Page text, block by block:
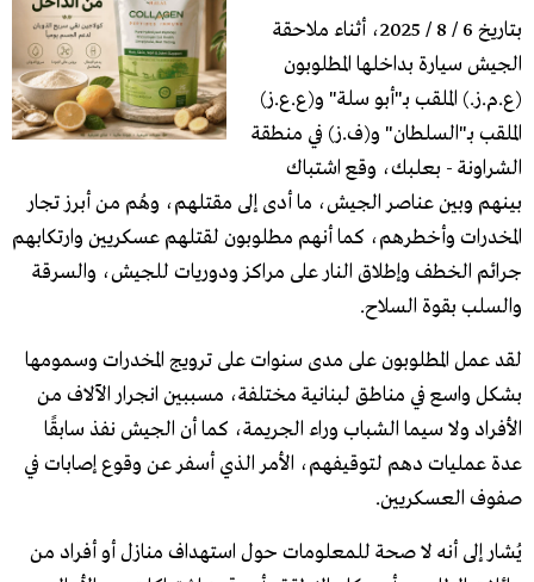
بتاريخ 6 / 8 / 2025، أثناء ملاحقة
الجيش سيارة بداخلها المطلوبون
(ع.م.ز.) الملقب بـ"أبو سلة" و(ع.ع.ز)
الملقب بـ"السلطان" و(ف.ز) في منطقة
الشراونة - بعلبك، وقع اشتباك
بينهم وبين عناصر الجيش، ما أدى إلى مقتلهم، وهُم من أبرز تجار
المخدرات وأخطرهم، كما أنهم مطلوبون لقتلهم عسكريين وارتكابهم
جرائم الخطف وإطلاق النار على مراكز ودوريات للجيش، والسرقة
والسلب بقوة السلاح.
لقد عمل المطلوبون على مدى سنوات على ترويج المخدرات وسمومها
بشكل واسع في مناطق لبنانية مختلفة، مسببين انجرار الآلاف من
الأفراد ولا سيما الشباب وراء الجريمة، كما أن الجيش نفذ سابقًا
عدة عمليات دهم لتوقيفهم، الأمر الذي أسفر عن وقوع إصابات في
صفوف العسكريين.
يُشار إلى أنه لا صحة للمعلومات حول استهداف منازل أو أفراد من